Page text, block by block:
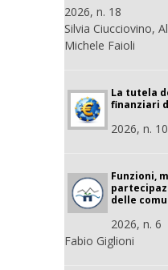
2026, n. 18
Silvia Ciucciovino,
Michele Faioli
La tutela
finanziari
2026, n. 10
Funzioni,
delle
2026, n. 6
Fabio Giglioni